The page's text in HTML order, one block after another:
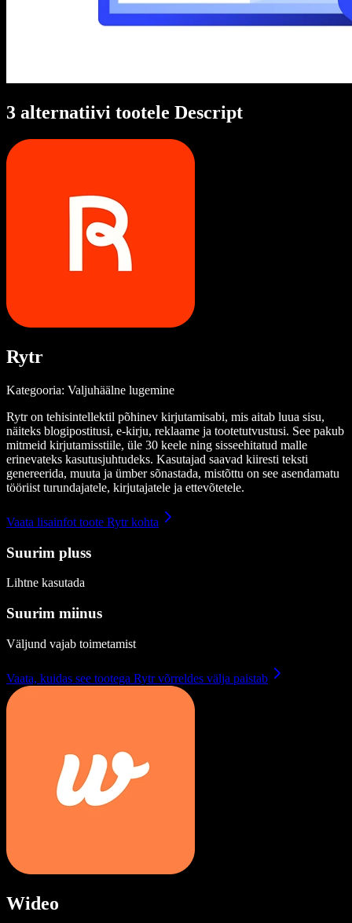
3 alternatiivi tootele Descript
Rytr
Kategooria: Valjuhäälne lugemine
Rytr on tehisintellektil põhinev kirjutamisabi, mis aitab luua sisu,
näiteks blogipostitusi, e-kirju, reklaame ja tootetutvustusi. See pakub
mitmeid kirjutamisstiile, üle 30 keele ning sisseehitatud malle
erinevateks kasutusjuhtudeks. Kasutajad saavad kiiresti teksti
genereerida, muuta ja ümber sõnastada, mistõttu on see asendamatu
tööriist turundajatele, kirjutajatele ja ettevõtetele.
Vaata lisainfot toote Rytr kohta
Suurim pluss
Lihtne kasutada
Suurim miinus
Väljund vajab toimetamist
Vaata, kuidas see tootega Rytr võrreldes välja paistab
Wideo